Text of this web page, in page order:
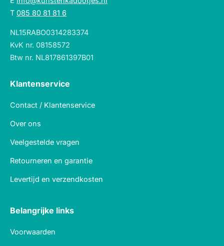
T 085 80 81 81 6
NL15RABO0314283374
KvK nr. 08158572
Btw nr. NL817861397B01
Klantenservice
Contact / Klantenservice
Over ons
Veelgestelde vragen
Retourneren en garantie
Levertijd en verzendkosten
Belangrijke links
Voorwaarden